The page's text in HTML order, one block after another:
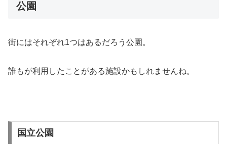
公園
街にはそれぞれ1つはあるだろう公園。
誰もが利用したことがある施設かもしれませんね。
国立公園